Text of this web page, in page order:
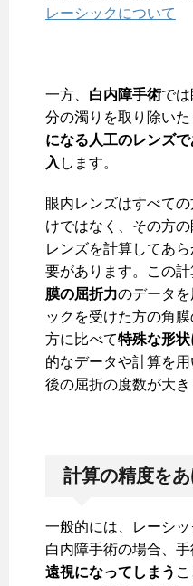
レーシックについて
一方、 白内障手術で
分の濁りを取り除いた
になる人工のレンズ
入 します。
眼内レンズはすべて
けではなく、その方
レンズを計算してあ
要があります。この
膜の屈折力のデータ
ックを受けた方の角
方に比べて特殊な形
的なデータや計算を
後の屈折の度数が大き
計算の精度を
一般的には、レーシ
白内障手術の場合、
遠視になってしまう